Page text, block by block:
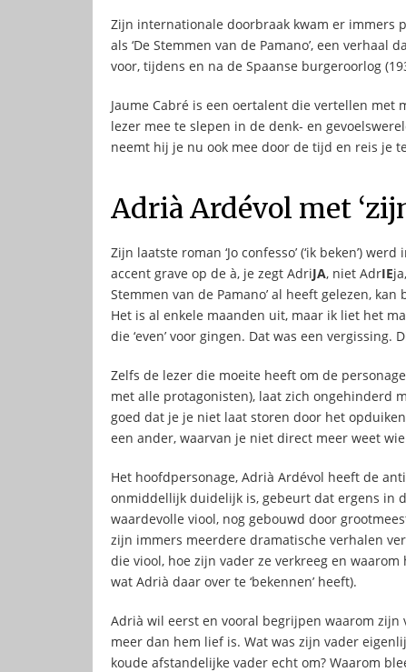
Zijn internationale doorbraak kwam er immers
als ‘De Stemmen van de Pamano’, een
voor, tijdens en na de Spaanse burgeroorlog
Jaume Cabré is een oertalent die vertellen
lezer mee te slepen in de denk- en
neemt hij je nu ook mee door de tijd en reis je
Adrià Ardévol met
Zijn laatste roman ‘Jo confesso’ (‘ik beken’)
accent grave op de à, je zegt AdriJA, niet AdrIE
Stemmen van de Pamano’ al heeft gelezen,
Het is al enkele maanden uit, maar ik liet het
die ‘even’ voor gingen. Dat was een
Zelfs de lezer die moeite heeft om de
met alle protagonisten), laat zich ongehinderd
goed dat je je niet laat storen door het
een ander, waarvan je niet direct meer weet
Het hoofdpersonage, Adrià Ardévol heeft de
onmiddellijk duidelijk is, gebeurt dat ergens in
waardevolle viool, nog gebouwd door
zijn immers meerdere dramatische verhalen
die viool, hoe zijn vader ze verkreeg en
wat Adrià daar over te ‘bekennen’ heeft).
Adrià wil eerst en vooral begrijpen waarom zijn
meer dan hem lief is. Wat was zijn vader
koude afstandelijke vader echt om? Waarom